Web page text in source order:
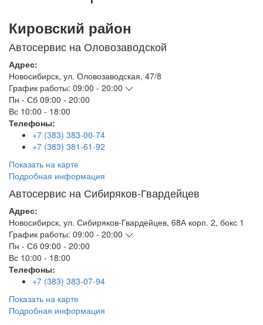
Кировский район
Автосервис на Оловозаводской
Адрес:
Новосибирск, ул. Оловозаводская, 47/8
График работы: 09:00 - 20:00
Пн - Сб 09:00 - 20:00
Вс 10:00 - 18:00
Телефоны:
+7 (383) 383-00-74
+7 (383) 381-61-92
Показать на карте
Подробная информация
Автосервис на Сибиряков-Гвардейцев
Адрес:
Новосибирск, ул. Сибиряков-Гвардейцев, 68А корп. 2, бокс 1
График работы: 09:00 - 20:00
Пн - Сб 09:00 - 20:00
Вс 10:00 - 18:00
Телефоны:
+7 (383) 383-07-94
Показать на карте
Подробная информация